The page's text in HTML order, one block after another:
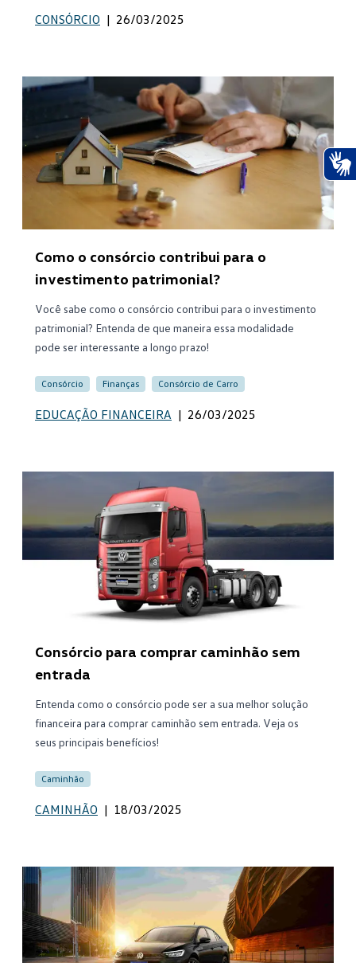
CONSÓRCIO | 26/03/2025
Como o consórcio contribui para o
investimento patrimonial?
Você sabe como o consórcio contribui para o investimento
patrimonial? Entenda de que maneira essa modalidade
pode ser interessante a longo prazo!
Consórcio Finanças Consórcio de Carro
EDUCAÇÃO FINANCEIRA | 26/03/2025
Consórcio para comprar caminhão sem
entrada
Entenda como o consórcio pode ser a sua melhor solução
financeira para comprar caminhão sem entrada. Veja os
seus principais benefícios!
Caminhão
CAMINHÃO | 18/03/2025